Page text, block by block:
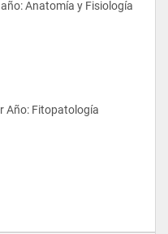
Año: Fitopatología